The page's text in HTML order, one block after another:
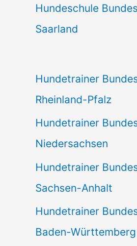
Hundeschule
Saarland
Hundetrainer
Rheinland-Pfalz
Hundetrainer
Niedersachsen
Hundetrainer
Sachsen-Anhalt
Hundetrainer
Baden-Württemberg